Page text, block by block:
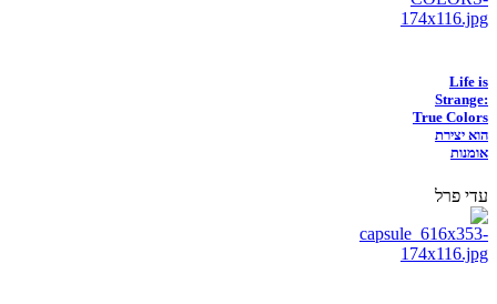
Life is
Strange:
True Colors
הוא יצירת
אומנות
עדי פרל